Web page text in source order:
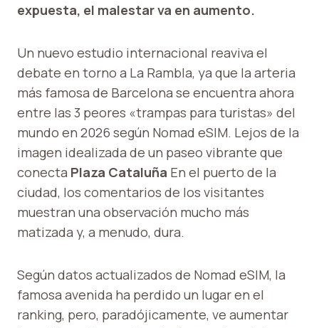
expuesta, el malestar va en aumento.
Un nuevo estudio internacional reaviva el
debate en torno a La Rambla, ya que la arteria
más famosa de Barcelona se encuentra ahora
entre las 3 peores «trampas para turistas» del
mundo en 2026 según Nomad eSIM. Lejos de la
imagen idealizada de un paseo vibrante que
conecta Plaza Cataluña En el puerto de la
ciudad, los comentarios de los visitantes
muestran una observación mucho más
matizada y, a menudo, dura.
Según datos actualizados de Nomad eSIM, la
famosa avenida ha perdido un lugar en el
ranking, pero, paradójicamente, ve aumentar